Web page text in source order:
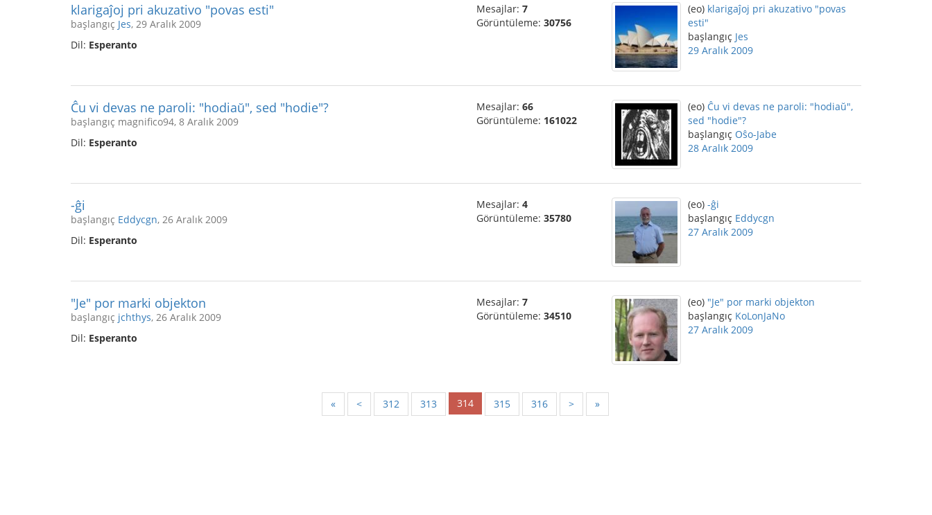
klarigaĵoj pri akuzativo "povas esti"
başlangıç Jes, 29 Aralık 2009
Dil: Esperanto
Mesajlar: 7
Görüntüleme: 30756
(eo) klarigaĵoj pri akuzativo "povas
esti"
başlangıç Jes
29 Aralık 2009
Ĉu vi devas ne paroli: "hodiaŭ", sed "hodie"?
başlangıç magnifico94, 8 Aralık 2009
Dil: Esperanto
Mesajlar: 66
Görüntüleme: 161022
(eo) Ĉu vi devas ne paroli: "hodiaŭ",
sed "hodie"?
başlangıç Oŝo-Jabe
28 Aralık 2009
-ĝi
başlangıç Eddycgn, 26 Aralık 2009
Dil: Esperanto
Mesajlar: 4
Görüntüleme: 35780
(eo) -ĝi
başlangıç Eddycgn
27 Aralık 2009
"Je" por marki objekton
başlangıç jchthys, 26 Aralık 2009
Dil: Esperanto
Mesajlar: 7
Görüntüleme: 34510
(eo) "Je" por marki objekton
başlangıç KoLonJaNo
27 Aralık 2009
« < 312 313 314 315 316 > »